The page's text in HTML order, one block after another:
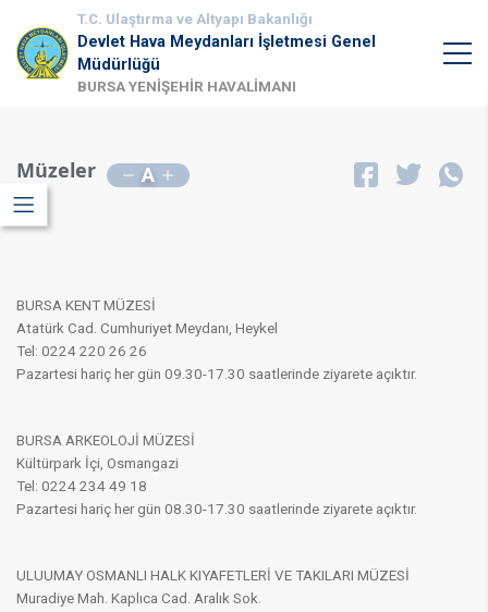
T.C. Ulaştırma ve Altyapı Bakanlığı
Devlet Hava Meydanları İşletmesi Genel
Müdürlüğü
BURSA YENİŞEHİR HAVALİMANI
Müzeler A
BURSA KENT MÜZESİ
Atatürk Cad. Cumhuriyet Meydanı, Heykel
Tel: 0224 220 26 26
Pazartesi hariç her gün 09.30-17.30 saatlerinde ziyarete açıktır.
BURSA ARKEOLOJİ MÜZESİ
Kültürpark İçi, Osmangazi
Tel: 0224 234 49 18
Pazartesi hariç her gün 08.30-17.30 saatlerinde ziyarete açıktır.
ULUUMAY OSMANLI HALK KIYAFETLERİ VE TAKILARI MÜZESİ
Muradiye Mah. Kaplıca Cad. Aralık Sok.